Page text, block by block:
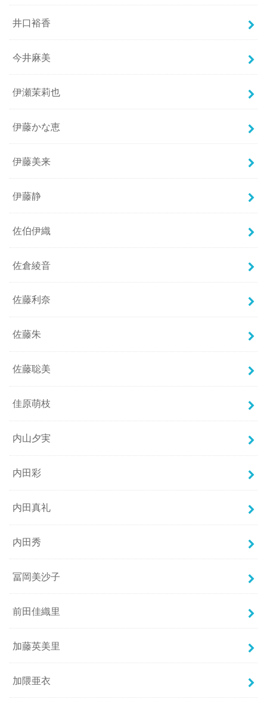
井口裕香
今井麻美
伊瀬茉莉也
伊藤かな恵
伊藤美来
伊藤静
佐伯伊織
佐倉綾音
佐藤利奈
佐藤朱
佐藤聡美
佳原萌枝
内山夕実
内田彩
内田真礼
内田秀
冨岡美沙子
前田佳織里
加藤英美里
加隈亜衣